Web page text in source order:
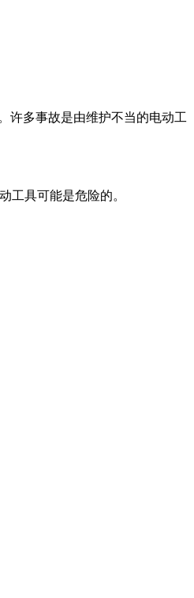
许多事故是由维护不当的电动工
工具可能是危险的。